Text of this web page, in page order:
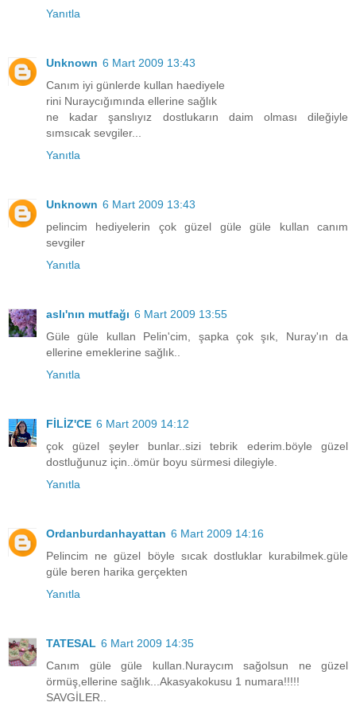
Yanıtla
Unknown 6 Mart 2009 13:43
Canım iyi günlerde kullan haediyele
rini Nuraycığımında ellerine sağlık
ne kadar şanslıyız dostlukarın daim olması dileğiyle
sımsıcak sevgiler...
Yanıtla
Unknown 6 Mart 2009 13:43
pelincim hediyelerin çok güzel güle güle kullan canım
sevgiler
Yanıtla
aslı'nın mutfağı 6 Mart 2009 13:55
Güle güle kullan Pelin'cim, şapka çok şık, Nuray'ın da
ellerine emeklerine sağlık..
Yanıtla
FİLİZ'CE 6 Mart 2009 14:12
çok güzel şeyler bunlar..sizi tebrik ederim.böyle güzel
dostluğunuz için..ömür boyu sürmesi dilegiyle.
Yanıtla
Ordanburdanhayattan 6 Mart 2009 14:16
Pelincim ne güzel böyle sıcak dostluklar kurabilmek.güle
güle beren harika gerçekten
Yanıtla
TATESAL 6 Mart 2009 14:35
Canım güle güle kullan.Nuraycım sağolsun ne güzel
örmüş,ellerine sağlık...Akasyakokusu 1 numara!!!!!
SAVGİLER..